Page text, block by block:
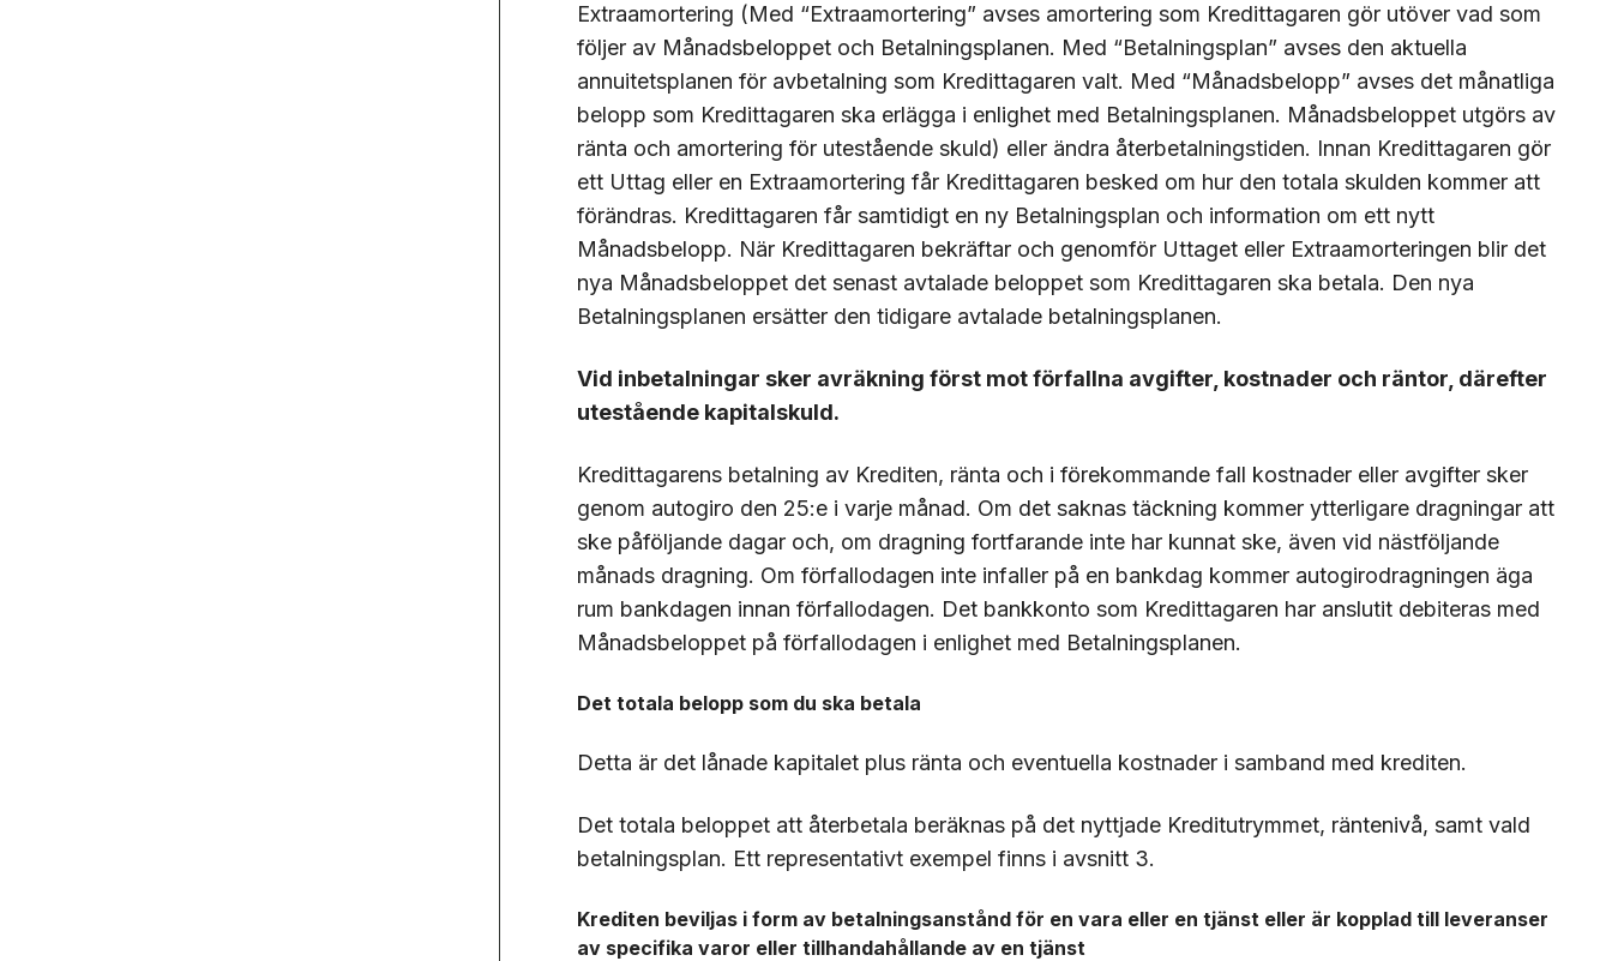
Extraamortering (Med “Extraamortering” avses amortering som Kredittagaren gör utöver vad som
följer av Månadsbeloppet och Betalningsplanen. Med “Betalningsplan” avses den aktuella
annuitetsplanen för avbetalning som Kredittagaren valt. Med “Månadsbelopp” avses det månatliga
belopp som Kredittagaren ska erlägga i enlighet med Betalningsplanen. Månadsbeloppet utgörs av
ränta och amortering för utestående skuld) eller ändra återbetalningstiden. Innan Kredittagaren gör
ett Uttag eller en Extraamortering får Kredittagaren besked om hur den totala skulden kommer att
förändras. Kredittagaren får samtidigt en ny Betalningsplan och information om ett nytt
Månadsbelopp. När Kredittagaren bekräftar och genomför Uttaget eller Extraamorteringen blir det
nya Månadsbeloppet det senast avtalade beloppet som Kredittagaren ska betala. Den nya
Betalningsplanen ersätter den tidigare avtalade betalningsplanen.
Vid inbetalningar sker avräkning först mot förfallna avgifter, kostnader och räntor, därefter
utestående kapitalskuld.
Kredittagarens betalning av Krediten, ränta och i förekommande fall kostnader eller avgifter sker
genom autogiro den 25:e i varje månad. Om det saknas täckning kommer ytterligare dragningar att
ske påföljande dagar och, om dragning fortfarande inte har kunnat ske, även vid nästföljande
månads dragning. Om förfallodagen inte infaller på en bankdag kommer autogirodragningen äga
rum bankdagen innan förfallodagen. Det bankkonto som Kredittagaren har anslutit debiteras med
Månadsbeloppet på förfallodagen i enlighet med Betalningsplanen.
Det totala belopp som du ska betala
Detta är det lånade kapitalet plus ränta och eventuella kostnader i samband med krediten.
Det totala beloppet att återbetala beräknas på det nyttjade Kreditutrymmet, räntenivå, samt vald
betalningsplan. Ett representativt exempel finns i avsnitt 3.
Krediten beviljas i form av betalningsanstånd för en vara eller en tjänst eller är kopplad till leveranser
av specifika varor eller tillhandahållande av en tjänst